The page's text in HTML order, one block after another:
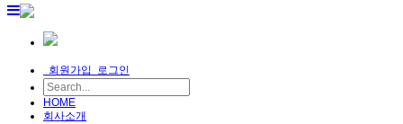
회원가입 로그인
HOME
회사소개